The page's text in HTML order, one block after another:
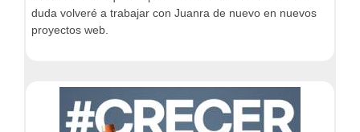
duda volveré a trabajar con Juanra de nuevo en nuevos
proyectos web.